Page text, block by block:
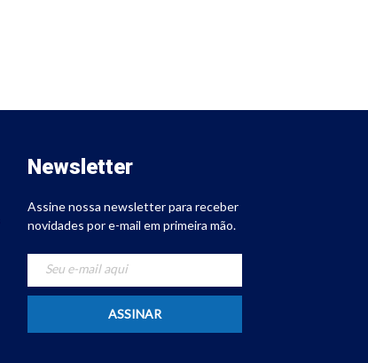
Newsletter
Assine nossa newsletter para receber
novidades por e-mail em primeira mão.